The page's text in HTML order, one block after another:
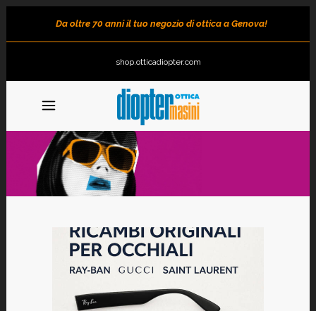
Da oltre 70 anni il tuo negozio di ottica a Genova!
shop.otticadiopter.com